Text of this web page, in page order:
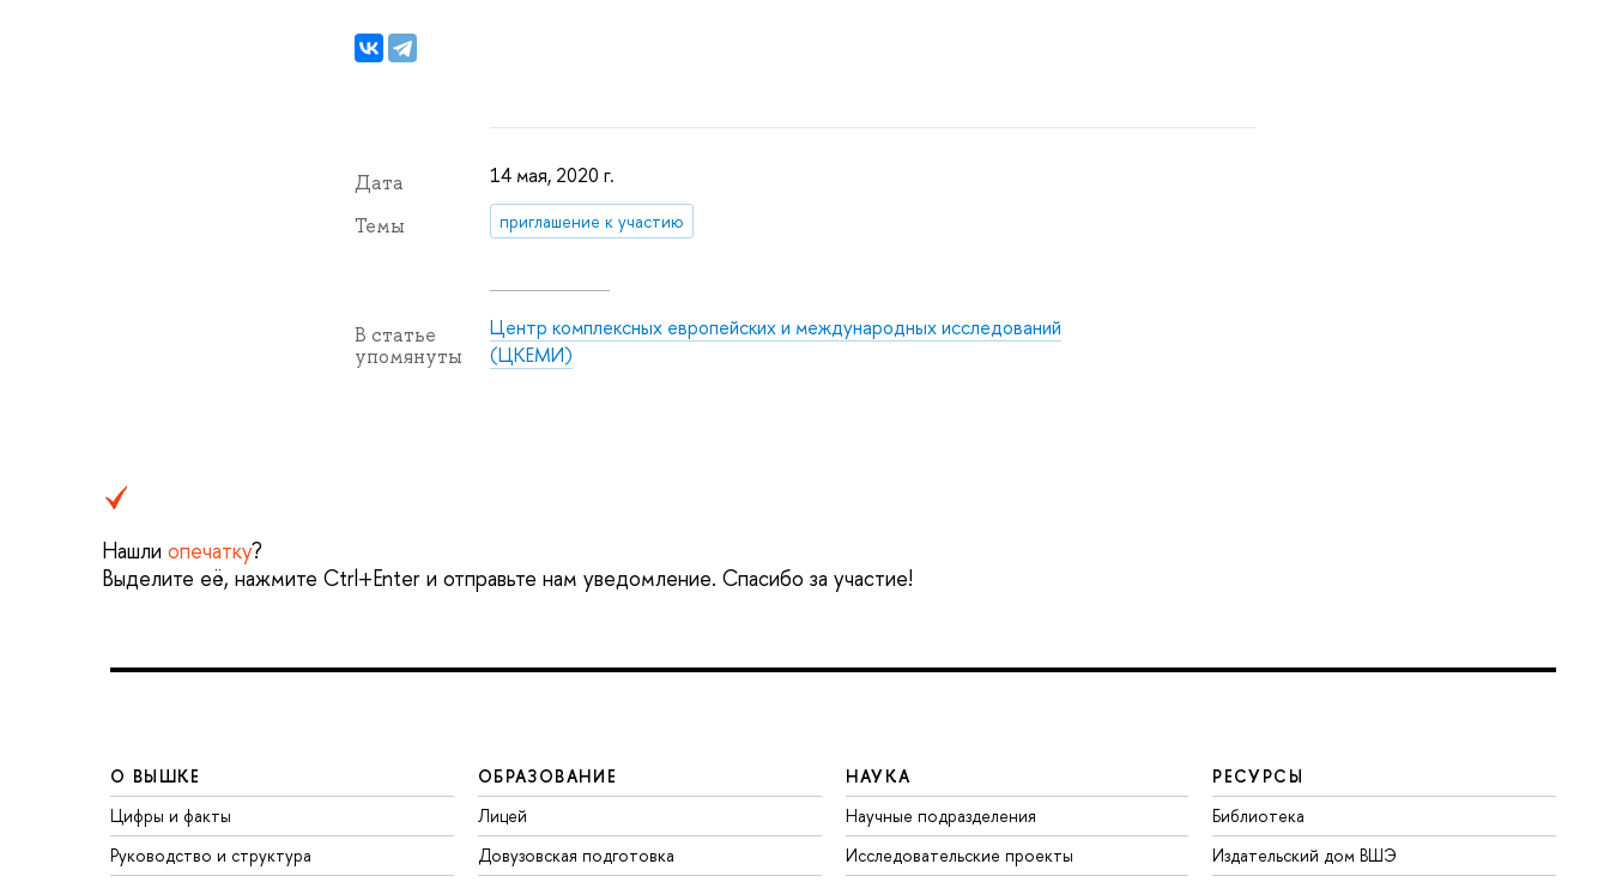
Дата 14 мая, 2020 г.
Темы приглашение к участию
В статье
упомянуты
Центр комплексных европейских и международных исследований
(ЦКЕМИ)
Нашли опечатку?
Выделите её, нажмите Ctrl+Enter и отправьте нам уведомление. Спасибо за участие!
О ВЫШКЕ
Цифры и факты
Руководство и структура
ОБРАЗОВАНИЕ
Лицей
Довузовская подготовка
НАУКА
Научные подразделения
Исследовательские проекты
РЕСУРСЫ
Библиотека
Издательский дом ВШЭ